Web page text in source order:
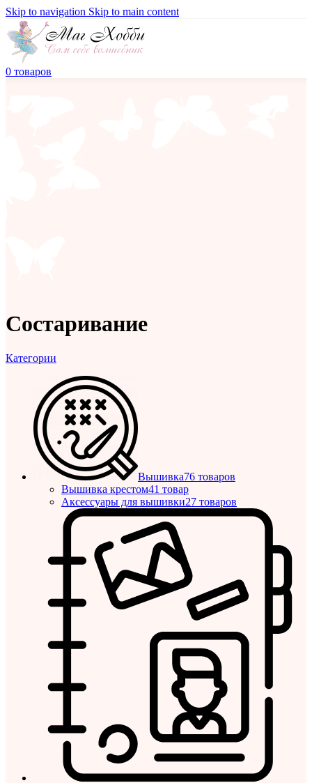
Skip to navigation Skip to main content
0 товаров
Состаривание
Категории
Вышивка76 товаров
Вышивка крестом41 товар
Аксессуары для вышивки27 товаров